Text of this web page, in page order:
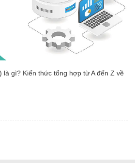
là gì? Kiến thức tổng hợp từ A đến Z về